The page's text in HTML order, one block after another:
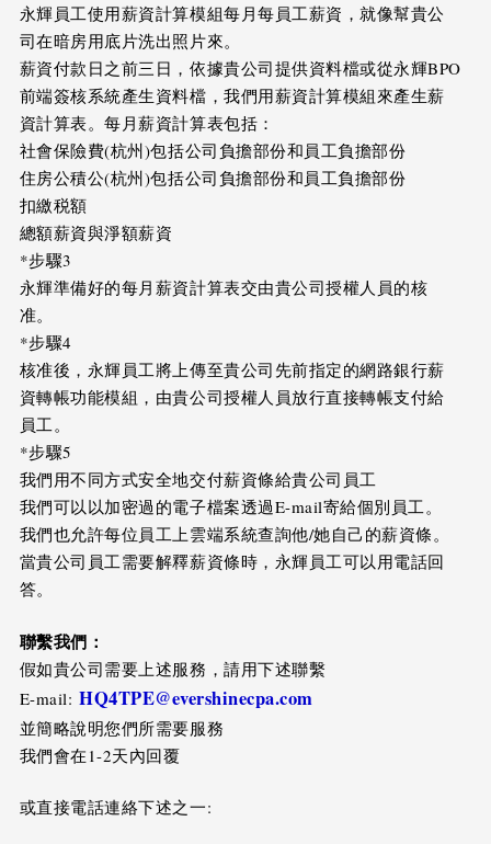
永輝員工使用薪資計算模組每月每員工薪資，就像幫貴公
司在暗房用底片洗出照片來。
薪資付款日之前三日，依據貴公司提供資料檔或從永輝BPO
前端簽核系統產生資料檔，我們用薪資計算模組來產生薪
資計算表。每月薪資計算表包括：
社會保險費(杭州)包括公司負擔部份和員工負擔部份
住房公積公(杭州)包括公司負擔部份和員工負擔部份
扣繳税額
總額薪資與淨額薪資
*步驟3
永輝準備好的每月薪資計算表交由貴公司授權人員的核
准。
*步驟4
核准後，永輝員工將上傳至貴公司先前指定的網路銀行薪
資轉帳功能模組，由貴公司授權人員放行直接轉帳支付給
員工。
*步驟5
我們用不同方式安全地交付薪資條給貴公司員工
我們可以以加密過的電子檔案透過E-mail寄給個別員工。
我們也允許每位員工上雲端系統查詢他/她自己的薪資條。
當貴公司員工需要解釋薪資條時，永輝員工可以用電話回
答。
聯繫我們：
假如貴公司需要上述服務，請用下述聯繫
E-mail: HQ4TPE@evershinecpa.com
並簡略說明您們所需要服務
我們會在1-2天內回覆
或直接電話連絡下述之一: